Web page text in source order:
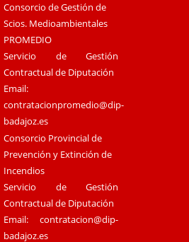
Consorcio de Gestión de
Scios. Medioambientales
PROMEDIO
Servicio de Gestión
Contractual de Diputación
Email:
contratacionpromedio@dip-
badajoz.es
Consorcio Provincial de
Prevención y Extinción de
Incendios
Servicio de Gestión
Contractual de Diputación
Email:contratacion@dip-
badajoz.es